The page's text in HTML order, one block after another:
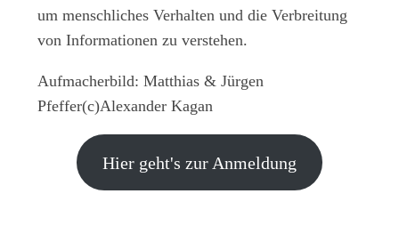
um menschliches Verhalten und die Verbreitung
von Informationen zu verstehen.
Aufmacherbild: Matthias & Jürgen
Pfeffer(c)Alexander Kagan
Hier geht's zur Anmeldung